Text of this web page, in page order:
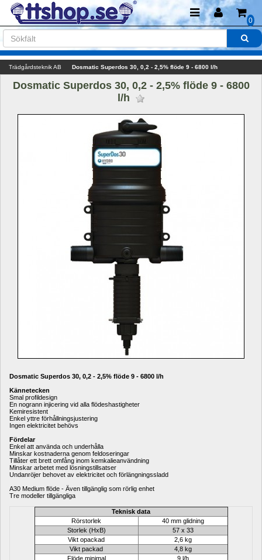
0
Trädgårdsteknik AB Dosmatic Superdos 30, 0,2 - 2,5% flöde 9 - 6800 l/h
Dosmatic Superdos 30, 0,2 - 2,5% flöde 9 - 6800
l/h
Dosmatic Superdos 30, 0,2 - 2,5% flöde 9 - 6800 l/h
Kännetecken
Smal profildesign
En nogrann injicering vid alla flödeshastigheter
Kemiresistent
Enkel yttre förhållningsjustering
Ingen elektricitet behövs
Fördelar
Enkel att använda och underhålla
Minskar kostnaderna genom feldoseringar
Tillåter ett brett omfång inom kemkalieanvändning
Minskar arbetet med lösningstillsatser
Undanröjer behovet av elektricitet och förlängningssladd
A30 Medium flöde - Även tillgänglig som rörlig enhet
Tre modeller tillgängliga
Teknisk data
Rörstorlek
40 mm glidning
Storlek (HxB)
57 x 33
Vikt opackad
2,6 kg
Vikt packad
4,8 kg
Flöde minimal
9 l/h